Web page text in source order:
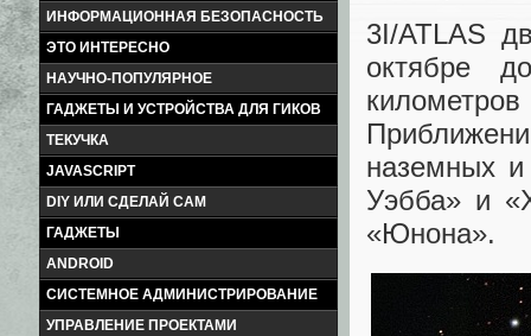
ИНФОРМАЦИОННАЯ БЕЗОПАСНОСТЬ
ЭТО ИНТЕРЕСНО
НАУЧНО-ПОПУЛЯРНОЕ
ГАДЖЕТЫ И УСТРОЙСТВА ДЛЯ ГИКОВ
ТЕКУЧКА
JAVASCRIPT
DIY ИЛИ СДЕЛАЙ САМ
ГАДЖЕТЫ
ANDROID
СИСТЕМНОЕ АДМИНИСТРИРОВАНИЕ
УПРАВЛЕНИЕ ПРОЕКТАМИ
3I/ATLAS
октябре
наземных и
Уэбба» и
«Юнона».